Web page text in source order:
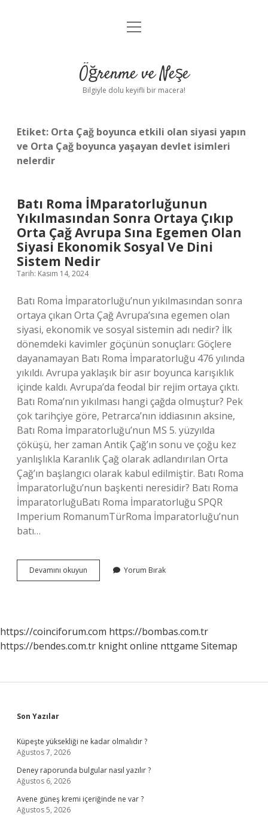
Anasayfa
Yasal Uyarı
menüyü
Öğrenme ve Neşe
Bilgiyle dolu keyifli bir macera!
Etiket: Orta Çağ boyunca etkili olan siyasi yapın
ve Orta Çağ boyunca yaşayan devlet isimleri
nelerdir
Batı Roma İMparatorluğunun
Yıkılmasından Sonra Ortaya Çıkıp
Orta Çağ Avrupa Sına Egemen Olan
Siyasi Ekonomik Sosyal Ve Dini
Sistem Nedir
Tarih: Kasım 14, 2024
Batı Roma İmparatorluğu’nun yıkılmasından sonra
ortaya çıkan Orta Çağ Avrupa’sına egemen olan
siyasi, ekonomik ve sosyal sistemin adı nedir? İlk
dönemdeki kavimler göçünün sonuçları: Göçlere
dayanamayan Batı Roma İmparatorluğu 476 yılında
yıkıldı. Avrupa yaklaşık bir asır boyunca karışıklık
içinde kaldı. Avrupa’da feodal bir rejim ortaya çıktı.
Batı Roma’nın yıkılması hangi çağda olmuştur? Pek
çok tarihçiye göre, Petrarca’nın iddiasının aksine,
Batı Roma İmparatorluğu’nun MS 5. yüzyılda
çöküşü, her zaman Antik Çağ’ın sonu ve çoğu kez
yanlışlıkla Karanlık Çağ olarak adlandırılan Orta
Çağ’ın başlangıcı olarak kabul edilmiştir. Batı Roma
İmparatorluğu’nun başkenti neresidir? Batı Roma
İmparatorluğuBatı Roma İmparatorluğu SPQR
Imperium RomanumTürRoma İmparatorluğu’nun
batı…
Devamını okuyun
Roma
Çıkıp
Orta
Ve
Nedir
Yorum Bırak
https://coinciforum.com https://bombas.com.tr
https://bendes.com.tr knight online nttgame Sitemap
Sidebar
Son Yazılar
Küpeşte yüksekliği ne kadar olmalıdır ?
Ağustos 7, 2026
Deney raporunda bulgular nasıl yazılır ?
Ağustos 6, 2026
Avene güneş kremi içeriğinde ne var ?
Ağustos 5, 2026